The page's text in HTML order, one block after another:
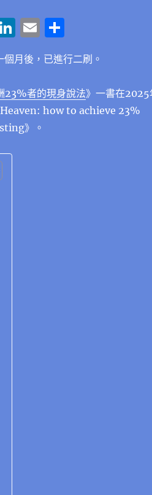
Li
n
k
e
d
I
E
m
ai
l
分
享
月後，已進行二刷。
23%者的現身說法》 一書在2025
how to achieve 23%
》
。